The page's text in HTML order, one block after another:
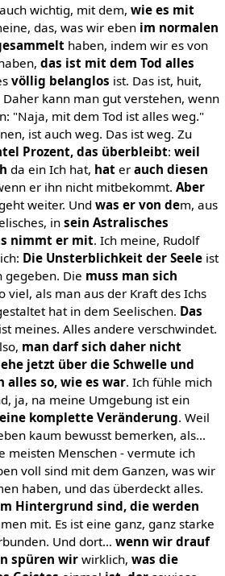
wichtig, mit dem, wie es mit
das, was wir eben im normalen
haben, indem wir es von
das ist mit dem Tod alles
völlig belanglos ist. Das ist, huit,
kann man gut verstehen, wenn
"Naja, mit dem Tod ist alles weg."
ist auch weg. Das ist weg. Zu
Prozent, das überbleibt: weil
da ein Ich hat, hater auch diesen
er ihn nicht mitbekommt. Aber
weiter. Und was er von dem, aus
in sein Astralisches
nimmt er mit. Ich meine, Rudolf
Die Unsterblichkeit der Seeleist
gegeben. Die muss man sich
viel, als man aus der Kraft des Ichs
hat in dem Seelischen. Das
meines. Alles andere verschwindet.
man darf sich daher nicht
jetzt über die Schwelle und
so, wie es war. Ich fühle mich
ja, na meine Umgebung ist ein
eine komplette Veränderung. Weil
kaum bewusst bemerken, als…
meisten Menschen - vermute ich
voll sind mit dem Ganzen, was wir
haben, und das überdeckt alles.
Hintergrund sind, die werden
mit. Es ist eine ganz, ganz starke
Und dort… wenn wir drauf
spüren wirwirklich, was die